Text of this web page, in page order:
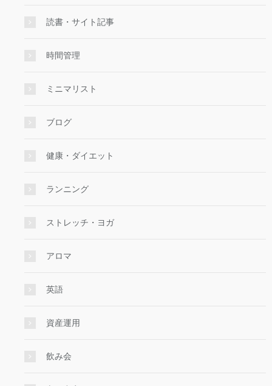
読書・サイト記事
時間管理
ミニマリスト
ブログ
健康・ダイエット
ランニング
ストレッチ・ヨガ
アロマ
英語
資産運用
飲み会